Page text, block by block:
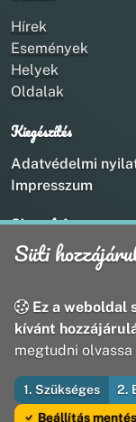
Hírek
Események
Helyek
Oldalak
Kiegészítés
Adatvédelmi
Impresszum
Kapcsolat
+36 20 211 1888
8419 Csesznek,
© 2026 Útirány
Süti
Ez a weboldal
kívánt
megtudni
1. Szükséges 2.
Beállítás